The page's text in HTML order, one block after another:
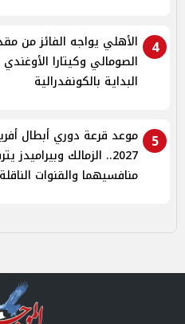
4
الأهلي يواجه الفائز من
الصومالي وكيتارا
البداية بالكونفدرالية
5
2027.. الزمالك وبيراميدز
منافسيهما والقنوات الناقلة